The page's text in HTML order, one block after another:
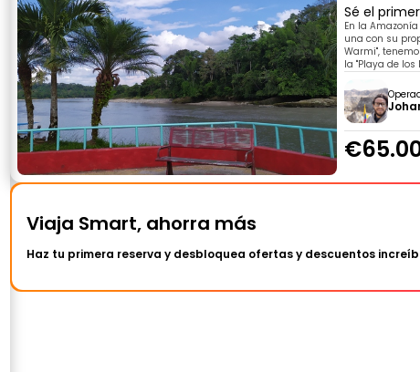
Sé el
En la
una con su
Warmi",
la "Playa de los
Viaja Smart, ahorra más
Haz tu primera reserva y desbloquea ofertas y descuentos